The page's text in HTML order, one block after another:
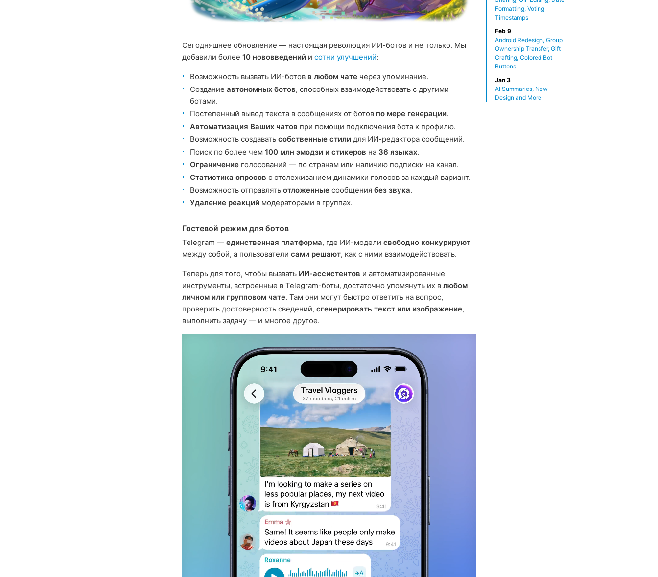
Formatting, Voting
Timestamps
Feb 9
Android Redesign, Group
Ownership Transfer, Gift
Crafting, Colored Bot
Buttons
Jan 3
AI Summaries, New
Design and More
Сегодняшнее обновление — настоящая революция ИИ-ботов и не только. Мы
добавили более 10 нововведений и сотни улучшений:
Возможность вызвать ИИ-ботов в любом чате через упоминание.
Создание автономных ботов, способных взаимодействовать с другими
ботами.
Постепенный вывод текста в сообщениях от ботов по мере генерации.
Автоматизация Ваших чатов при помощи подключения бота к профилю.
Возможность создавать собственные стили для ИИ-редактора сообщений.
Поиск по более чем 100 млн эмодзи и стикеров на 36 языках.
Ограничение голосований — по странам или наличию подписки на канал.
Статистика опросов с отслеживанием динамики голосов за каждый вариант.
Возможность отправлять отложенные сообщения без звука.
Удаление реакций модераторами в группах.
Гостевой режим для ботов
Telegram — единственная платформа, где ИИ-модели свободно конкурируют
между собой, а пользователи сами решают, как с ними взаимодействовать.
Теперь для того, чтобы вызвать ИИ-ассистентов и автоматизированные
инструменты, встроенные в Telegram-боты, достаточно упомянуть их в любом
личном или групповом чате. Там они могут быстро ответить на вопрос,
проверить достоверность сведений, сгенерировать текст или изображение,
выполнить задачу — и многое другое.